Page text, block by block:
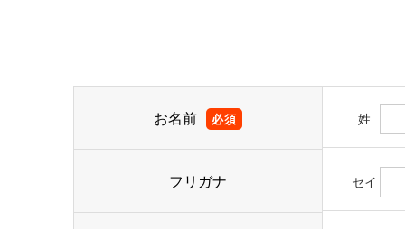
お名前 必須 姓
フリガナ セイ